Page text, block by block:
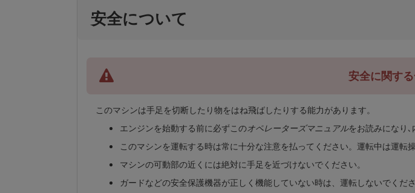
安全について
安全に関す
このマシンは手足を切断したり物をはね飛ばしたりする能力があります。
エンジンを始動する前に必ずこのオペレーターズマニュアルをお読みになり
このマシンを運転する時は常に十分な注意を払ってください。運転中は運転
マシンの可動部の近くには絶対に手足を近づけないでください。
ガードなどの安全保護機器が正しく機能していない時は、運転しないでくださ